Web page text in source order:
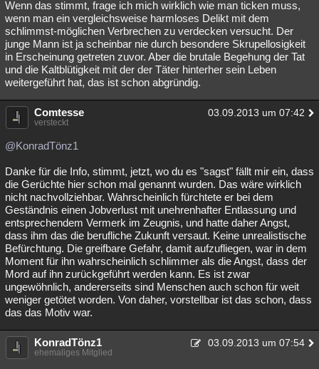
Wenn das stimmt, frage ich mich wirklich wie man ticken muss,
wenn man ein vergleichsweise harmloses Delikt mit dem
schlimmst-möglichen Verbrechen zu verdecken versucht. Der
junge Mann ist ja scheinbar nie durch besondere Skrupellosigkeit
in Erscheinung getreten zuvor. Aber die brutale Begehung der Tat
und die Kaltblütigkeit mit der der Täter hinterher sein Leben
weitergeführt hat, das ist schon abgründig.
Comtesse 03.09.2013 um 07:42
versteckt
@KonradTönz1
Danke für die Info, stimmt, jetzt, wo du es "sagst" fällt mir ein, dass
die Gerüchte hier schon mal genannt wurden. Das wäre wirklich
nicht nachvollziehbar. Wahrscheinlich fürchtete er bei dem
Geständnis einen Jobverlust mit unehrenhafter Entlassung und
entsprechendem Vermerk im Zeugnis, und hatte daher Angst,
dass ihm das die berufliche Zukunft versaut. Keine unrealistische
Befürchtung. Die greifbare Gefahr, damit aufzufliegen, war in dem
Moment für ihn wahrscheinlich schlimmer als die Angst, dass der
Mord auf ihn zurückgeführt werden kann. Es ist zwar
ungewöhnlich, andererseits sind Menschen auch schon für weit
weniger getötet worden. Von daher, vorstellbar ist das schon, dass
das das Motiv war.
KonradTönz1 03.09.2013 um 07:54
ehemaliges Mitglied